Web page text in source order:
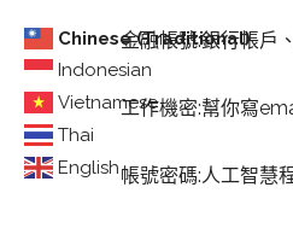
Chinese (Traditional)
Indonesian
Vietnamese
Thai
English
金融帳號:銀行帳戶
工作機密:幫你寫
帳號密碼:人工智慧